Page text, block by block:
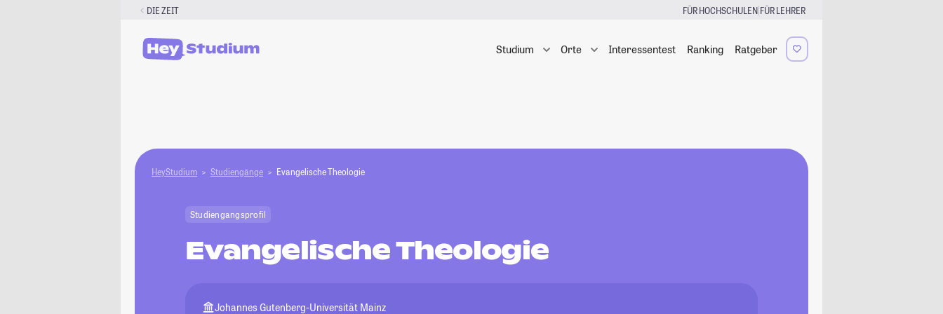
DIE ZEIT FÜR HOCHSCHULEN|FÜR LEHRER
Studium Orte Interessentest Ranking Ratgeber
HeyStudium Studiengänge Evangelische Theologie
Studiengangsprofil
Evangelische Theologie
Johannes Gutenberg-Universität Mainz